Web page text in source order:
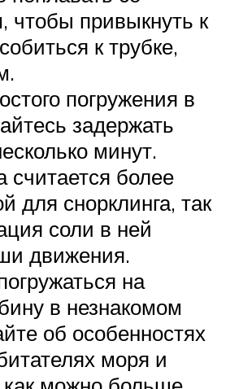
чтобы привыкнуть к
к трубке,
погружения в
задержать
минут.
считается более
для снорклинга, так
соли в ней
движения.
на
в незнакомом
об особенностях
моря и